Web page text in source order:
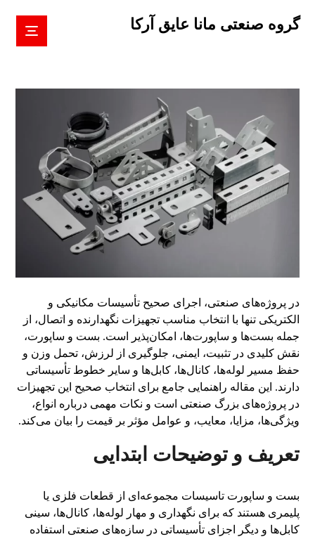
گروه صنعتی مانا عایق آرکا
در پروژه‌های صنعتی، اجرای صحیح تأسیسات مکانیکی و
الکتریکی تنها با انتخاب مناسب تجهیزات نگهدارنده و اتصال، از
جمله بست‌ها و ساپورت‌ها، امکان‌پذیر است. بست و ساپورت،
نقش کلیدی در تثبیت، ایمنی، جلوگیری از لرزش، تحمل وزن و
حفظ مسیر لوله‌ها، کانال‌ها، کابل‌ها و سایر خطوط تأسیساتی
دارند. این مقاله راهنمایی جامع برای انتخاب صحیح این تجهیزات
در پروژه‌های بزرگ صنعتی است و نکات مهمی درباره انواع،
ویژگی‌ها، مزایا، معایب، و عوامل مؤثر بر قیمت را بیان می‌کند.
تعریف و توضیحات ابتدایی
بست و ساپورت تاسیسات مجموعه‌ای از قطعات فلزی یا
پلیمری هستند که برای نگهداری و مهار لوله‌ها، کانال‌ها، سینی
کابل‌ها و دیگر اجزای تأسیساتی در سازه‌های صنعتی استفاده